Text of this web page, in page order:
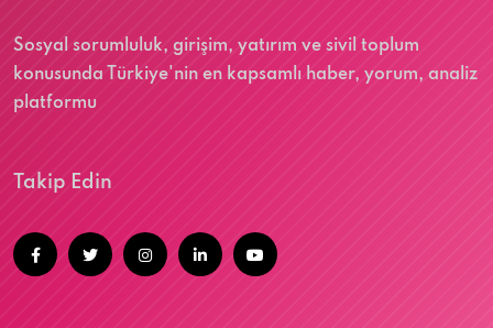
Sosyal sorumluluk, girişim, yatırım ve sivil toplum
konusunda Türkiye'nin en kapsamlı haber, yorum, analiz
platformu
Takip Edin